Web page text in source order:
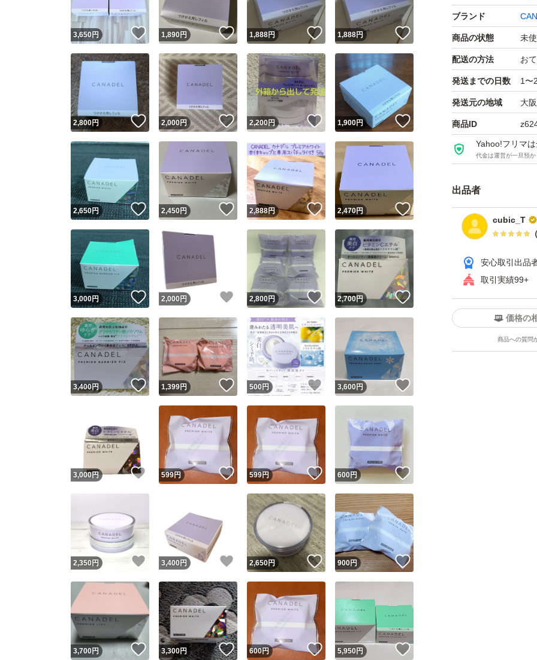
★マスク
★マッサージ
ブランド：
入荷月 : 6 月
ブランド
商品の状態 未
配送の方法 お
発送までの日数 1〜
発送元の地域 大
商品ID
Yahoo!フリマ
代金は運営が一旦預
出品者
cubic_T
（
安心取引出品
取引実績99+
ユーザーの実績について
Yahoo!フリマが定めた一定の基準を満たしたユーザーにバッジを付与しています
安心取引出品者
安心取引出品者 Yahoo!フリマの基準をクリアした安心・安全なユーザーです
取引実績
取引実績◯+ このユーザーはYahoo!フリマの取引を完了させた実績がありま
他フリマ実績◯+ このユーザーは他フリマサービスでの取引実績があります
価格の
商品への質問
この商品の情報をコピーします
商品画像の無断転載は禁止されています
出品ページへ
3,650円 いいね！
1,890円 いいね！
1,888円 いいね！
1,888円
2,800円 いいね！
2,000円 いいね！
2,200円 いいね！
1,900円 いいね！
2,650円 いいね！
2,450円 いいね！
2,888円 いいね！
2,470円 いいね！
3,000円 いいね！
2,000 円 いいね！
2,800円 いいね！
2,700円
3,400円 いいね！
1,399円 いいね！
500 円 いいね！
3,600円
3,000円 いいね！
599円 いいね！
599円 いいね！
600円
2,350 円 いいね！
3,400 円 いいね！
2,650円 いいね！
900円
3,700円 いいね！
3,300円 いいね！
600円 いいね！
5,950円